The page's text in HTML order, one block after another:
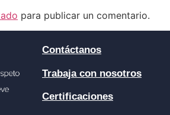
para publicar un comentario.
Contáctanos
Trabaja con nosotros
Certificaciones